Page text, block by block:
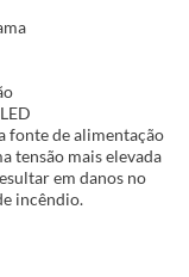
fonte de alimentação
tensão mais elevada
em danos no
incêndio.